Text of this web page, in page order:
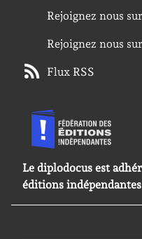
Rejoignez nous
Rejoignez nous
Flux RSS
Le diplodocus est
éditions